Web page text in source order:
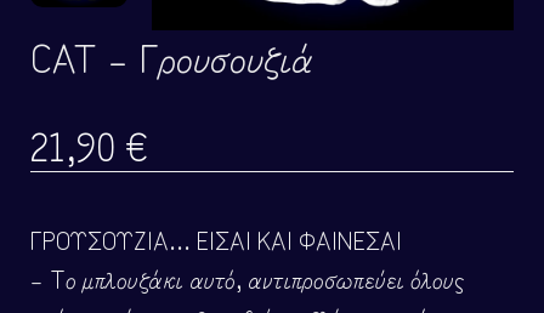
CAT – Γρουσουζιά
21,90 €
ΓΡΟΥΣΟΥΖΙΑ… ΕΙΣΑΙ ΚΑΙ ΦΑΙΝΕΣΑΙ
– Το μπλουζάκι αυτό, αντιπροσωπεύει όλους